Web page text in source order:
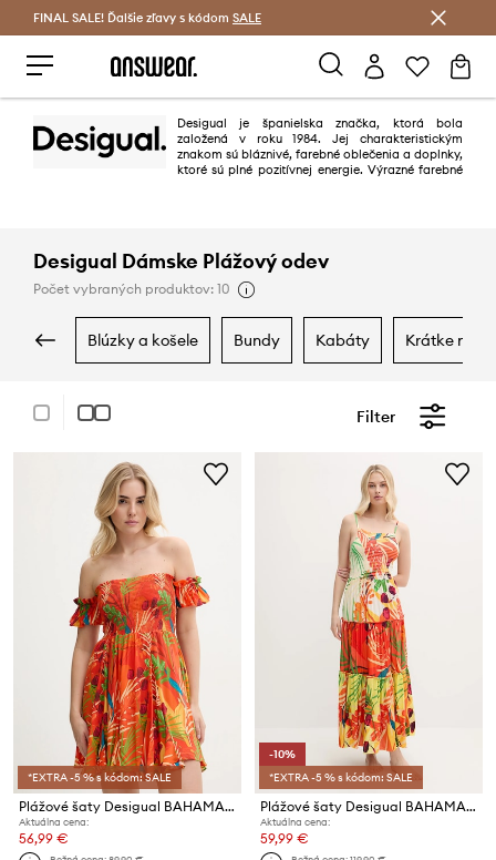
Šetrite s Answear Club >
FINAL SALE! Ďalšie zľavy s kódom SALE
Desigual je španielska značka, ktorá bola
založená v roku 1984. Jej charakteristickým
znakom sú bláznivé, farebné oblečenia a doplnky,
ktoré sú plné pozitívnej energie. Výrazné farebné
Desigual Dámske Plážový odev
Počet vybraných produktov: 10
blúzky a košele bundy kabáty krátke
Filter
*EXTRA -5 % s kódom: SALE
Plážové šaty Desigual BAHAMAS DRESS
Aktuálna cena:
56,99 €
-10%
*EXTRA -5 % s kódom: SALE
Plážové šaty Desigual BAHAMAS PATCH
Aktuálna cena:
59,99 €